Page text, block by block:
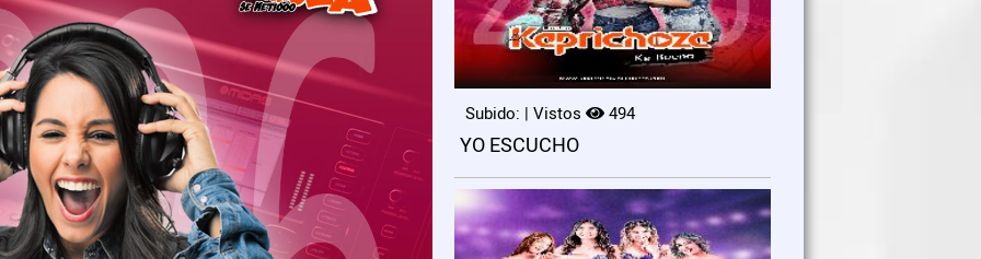
Subido: | Vistos 494
YO ESCUCHO